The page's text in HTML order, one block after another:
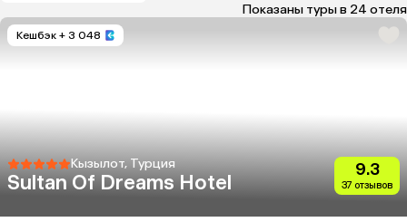
Показаны туры в 24 отеля
Кешбэк + 3 048
Кызылот, Турция
Sultan Of Dreams Hotel
9.3
37 отзывов